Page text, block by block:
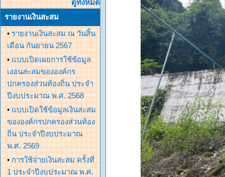
ดูทั้งหมด
รายงานเงินสะสม
• รายงานเงินสะสม ณ วันสิ้น
เดือน กันยายน 2567
• แบบเปิดเผยการใช้ข้อมูล
เงอนสะสมขององค์กร
ปกครองส่วนท้องถิ่น ประจำ
ปีงบประมาณ พ.ศ. 2568
• แบบเปิดใช้ข้อมูลเงินสะสม
ขององค์กรปกครองส่วนท้อง
ถิ่น ประจำปีงบประมาณ
พ.ศ. 2569
• การใช้จ่ายเงินสะสม ครั้งที่
1 ประจำปีงบประมาณ พ.ศ.